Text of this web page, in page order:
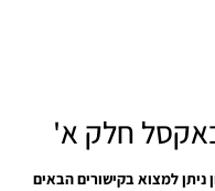
חלק א'
למצוא בקישורים הבאים